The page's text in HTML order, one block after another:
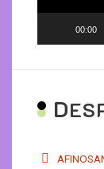
00:00
D